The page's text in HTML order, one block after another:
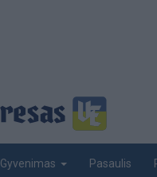
Gyvenimas Pasaulis